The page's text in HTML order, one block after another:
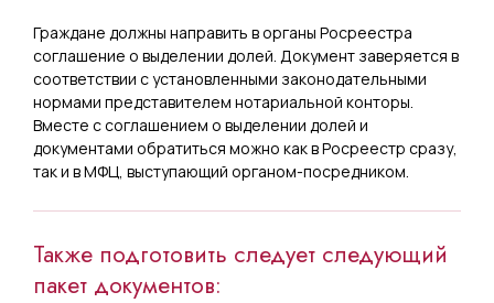
Граждане должны направить в органы Росреестра
соглашение о выделении долей. Документ заверяется в
соответствии с установленными законодательными
нормами представителем нотариальной конторы.
Вместе с соглашением о выделении долей и
документами обратиться можно как в Росреестр сразу,
так и в МФЦ, выступающий органом-посредником.
Также подготовить следует следующий
пакет документов: